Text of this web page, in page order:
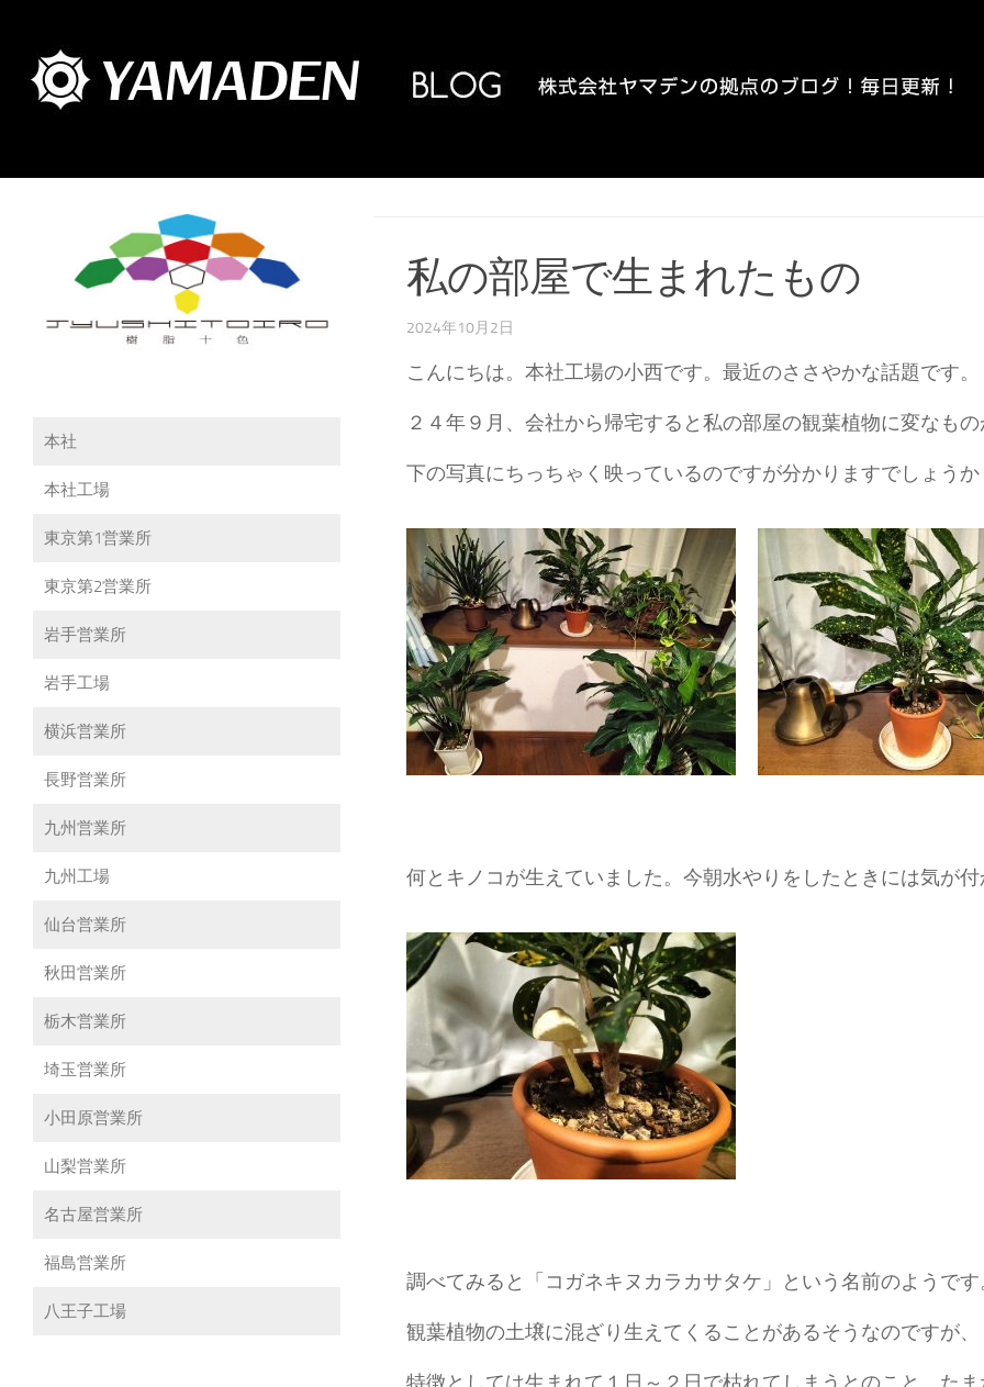
私の部屋で生まれたもの
2024年10月2日
こんにちは。本社工場の小西です。最近のささやかな話題です。
２４年９月、会社から帰宅すると私の部屋の観葉植物に変なも
下の写真にちっちゃく映っているのですが分かりますでしょうか
何とキノコが生えていました。今朝水やりをしたときには気が
調べてみると「コガネキヌカラカサタケ」という名前のようです
観葉植物の土壌に混ざり生えてくることがあるそうなのですが、
本社
本社工場
東京第1営業所
東京第2営業所
岩手営業所
岩手工場
横浜営業所
長野営業所
九州営業所
九州工場
仙台営業所
秋田営業所
栃木営業所
埼玉営業所
小田原営業所
山梨営業所
名古屋営業所
福島営業所
八王子工場